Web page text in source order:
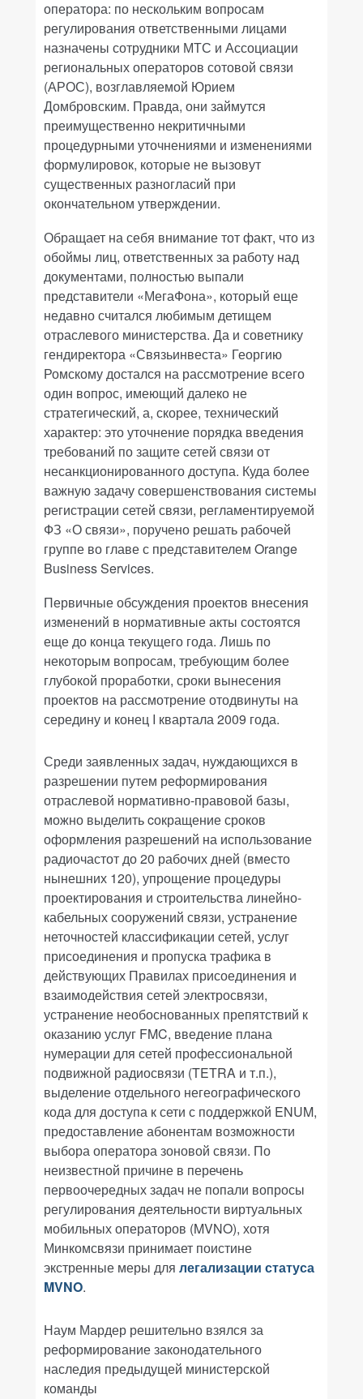
оператора: по нескольким вопросам
регулирования ответственными лицами
назначены сотрудники МТС и Ассоциации
региональных операторов сотовой связи
(АРОС), возглавляемой Юрием
Домбровским. Правда, они займутся
преимущественно некритичными
процедурными уточнениями и изменениями
формулировок, которые не вызовут
существенных разногласий при
окончательном утверждении.
Обращает на себя внимание тот факт, что из
обоймы лиц, ответственных за работу над
документами, полностью выпали
представители «МегаФона», который еще
недавно считался любимым детищем
отраслевого министерства. Да и советнику
гендиректора «Связьинвеста» Георгию
Ромскому достался на рассмотрение всего
один вопрос, имеющий далеко не
стратегический, а, скорее, технический
характер: это уточнение порядка введения
требований по защите сетей связи от
несанкционированного доступа. Куда более
важную задачу совершенствования системы
регистрации сетей связи, регламентируемой
ФЗ «О связи», поручено решать рабочей
группе во главе с представителем Orange
Business Services.
Первичные обсуждения проектов внесения
изменений в нормативные акты состоятся
еще до конца текущего года. Лишь по
некоторым вопросам, требующим более
глубокой проработки, сроки вынесения
проектов на рассмотрение отодвинуты на
середину и конец I квартала 2009 года.
Среди заявленных задач, нуждающихся в
разрешении путем реформирования
отраслевой нормативно-правовой базы,
можно выделить cокращение сроков
оформления разрешений на использование
радиочастот до 20 рабочих дней (вместо
нынешних 120), упрощение процедуры
проектирования и строительства линейно-
кабельных сооружений связи, устранение
неточностей классификации сетей, услуг
присоединения и пропуска трафика в
действующих Правилах присоединения и
взаимодействия сетей электросвязи,
устранение необоснованных препятствий к
оказанию услуг FMC, введение плана
нумерации для сетей профессиональной
подвижной радиосвязи (TETRA и т.п.),
выделение отдельного негеографического
кода для доступа к сети с поддержкой ENUM,
предоставление абонентам возможности
выбора оператора зоновой связи. По
неизвестной причине в перечень
первоочередных задач не попали вопросы
регулирования деятельности виртуальных
мобильных операторов (MVNO), хотя
Минкомсвязи принимает поистине
экстренные меры для легализации статуса
MVNO.
Наум Мардер решительно взялся за
реформирование законодательного
наследия предыдущей министерской
команды